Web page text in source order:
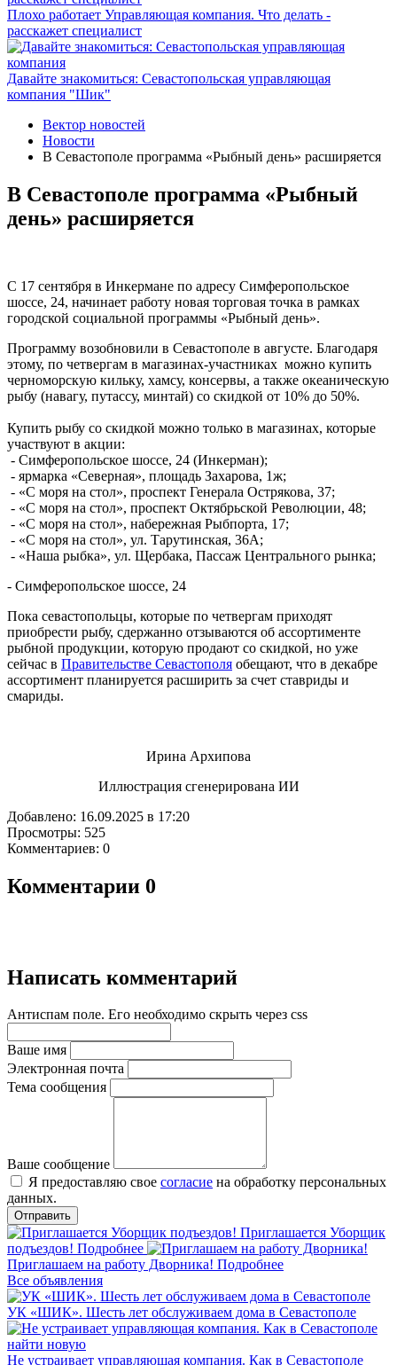
Плохо работает Управляющая компания. Что делать -
расскажет специалист
Давайте знакомиться: Севастопольская управляющая
компания "Шик"
Вектор новостей
Новости
В Севастополе программа «Рыбный день» расширяется
В Севастополе программа «Рыбный
день» расширяется
С 17 сентября в Инкермане по адресу Симферопольское
шоссе, 24, начинает работу новая торговая точка в рамках
городской социальной программы «Рыбный день».
Программу возобновили в Севастополе в августе. Благодаря
этому, по четвергам в магазинах-участниках можно купить
черноморскую кильку, хамсу, консервы, а также океаническую
рыбу (навагу, путассу, минтай) со скидкой от 10% до 50%.
Купить рыбу со скидкой можно только в магазинах, которые
участвуют в акции:
- Симферопольское шоссе, 24 (Инкерман);
- ярмарка «Северная», площадь Захарова, 1ж;
- «С моря на стол», проспект Генерала Острякова, 37;
- «С моря на стол», проспект Октябрьской Революции, 48;
- «С моря на стол», набережная Рыбпорта, 17;
- «С моря на стол», ул. Тарутинская, 36А;
- «Наша рыбка», ул. Щербака, Пассаж Центрального рынка;
- Симферопольское шоссе, 24
Пока севастопольцы, которые по четвергам приходят
приобрести рыбу, сдержанно отзываются об ассортименте
рыбной продукции, которую продают со скидкой, но уже
сейчас в Правительстве Севастополя обещают, что в декабре
ассортимент планируется расширить за счет ставриды и
смариды.
Ирина Архипова
Иллюстрация сгенерирована ИИ
Добавлено: 16.09.2025 в 17:20
Просмотры: 525
Комментариев: 0
Комментарии 0
Написать комментарий
Антиспам поле. Его необходимо скрыть через css
Ваше имя
Электронная почта
Тема сообщения
Ваше сообщение
Я предоставляю свое согласие на обработку персональных
данных.
Приглашается Уборщик
подъездов! Подробнее
Приглашаем на работу Дворника! Подробнее
Все объявления
УК «ШИК». Шесть лет обслуживаем дома в Севастополе
Не устраивает управляющая компания. Как в Севастополе